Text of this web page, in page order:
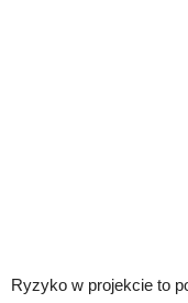
Ryzyko w projekcie to